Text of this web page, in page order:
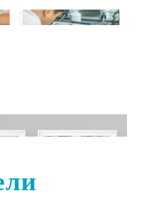
данные стандартизируют
качество каждого